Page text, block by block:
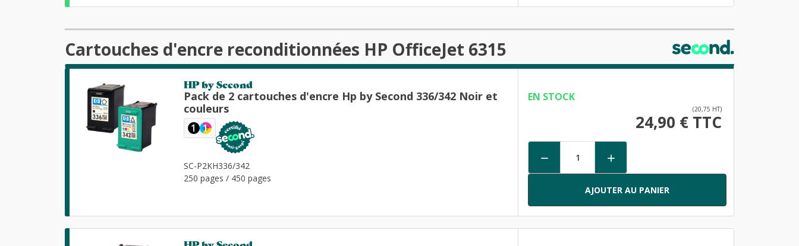
Cartouches d'encre reconditionnées HP OfficeJet 6315
HP by Second
Pack de 2 cartouches d'encre Hp by Second 336/342 Noir et
couleurs
1 1
SC-P2KH336/342
250 pages / 450 pages
EN STOCK
(20,75 HT)
24,90 € TTC
 
AJOUTER AU PANIER